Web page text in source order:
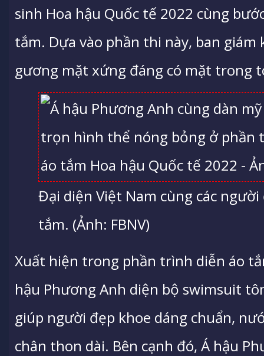
sinh Hoa hậu Quốc tế 2022 cùng
tắm. Dựa vào phần thi này, ban
gương mặt xứng đáng có mặt trong
Đại diện Việt Nam cùng các
tắm. (Ảnh: FBNV)
Xuất hiện trong phần trình diễn áo
hậu Phương Anh diện bộ swimsuit
giúp người đẹp khoe dáng chuẩn,
chân thon dài. Bên cạnh đó, Á hậu